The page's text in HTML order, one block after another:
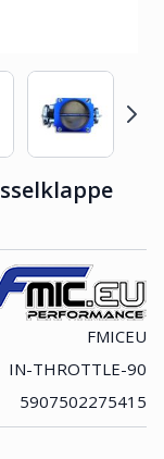
FMICEU
IN-THROTTLE-90
5907502275415